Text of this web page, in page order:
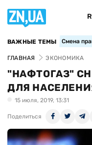
ВАЖНЫЕ ТЕМЫ Смена
ГЛАВНАЯ ЭКОНОМИКА
"НАФТОГАЗ"
ДЛЯ
15 июля, 2019, 13:31
Поделиться